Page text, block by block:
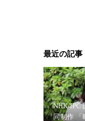
消臭剤ブランド
最近の記事
NHK/IPC
同制作 「